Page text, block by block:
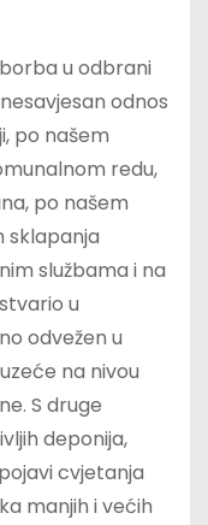
u odbrani
odnos
po našem
redu,
po našem
sklapanja
službama i na
u
odvežen u
na nivou
S druge
deponija,
cvjetanja
manjih i većih